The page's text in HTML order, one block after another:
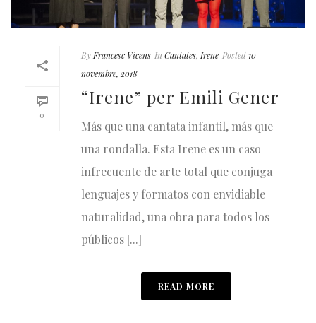
0
By Francesc Vicens In Cantates, Irene Posted 10
novembre, 2018
“Irene” per Emili Gener
Más que una cantata infantil, más que
una rondalla. Esta Irene es un caso
infrecuente de arte total que conjuga
lenguajes y formatos con envidiable
naturalidad, una obra para todos los
públicos [...]
READ MORE